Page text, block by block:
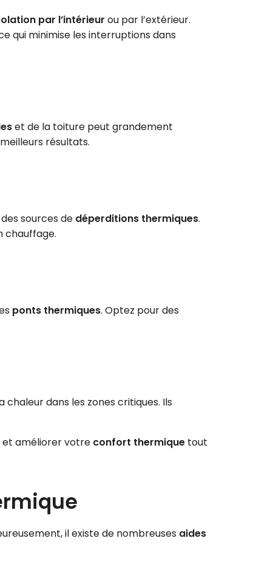
par l’intérieur ou par l’extérieur.
qui minimise les interruptions dans
et de la toiture peut grandement
résultats.
sources de déperditions thermiques.
chauffage.
ponts thermiques. Optez pour des
dans les zones critiques. Ils
et améliorer votre confort thermique tout
il existe de nombreuses aides